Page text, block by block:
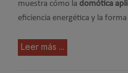
muestra cómo la domótica
eficiencia energética y la
Leer más ...